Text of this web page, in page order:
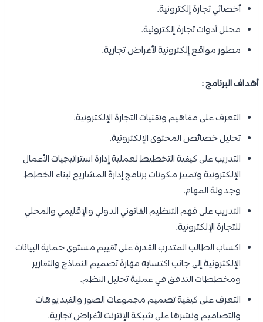
أخصائي تجارة إلكترونية.
محلل أدوات تجارة إلكترونية.
مطور مواقع إلكترونية لأغراض تجارية.
أهداف البرنامج :
التعرف على مفاهيم وتقنيات التجارة الإلكترونية.
تحليل خصائص المحتوى الإلكترونية.
التدريب على كيفية التخطيط لعملية إدارة استراتيجيات الأعمال
الإلكترونية وتمييز مكونات برنامج إدارة المشاريع لبناء الخطط
وجدولة المهام.
التدريب على فهم التنظيم القانوني الدولي والإقليمي والمحلي
للتجارة الإلكترونية.
اكساب الطالب المتدرب القدرة على تقييم مستوى حماية البيانات
الإلكترونية إلى جانب اكتسابه مهارة تصميم النماذج والتقارير
ومخططات التدفق في عملية تحليل النظم.
التعرف على كيفية تصميم مجموعات الصور والفيديوهات
والتصاميم ونشرها على شبكة الإنترنت لأغراض تجارية.